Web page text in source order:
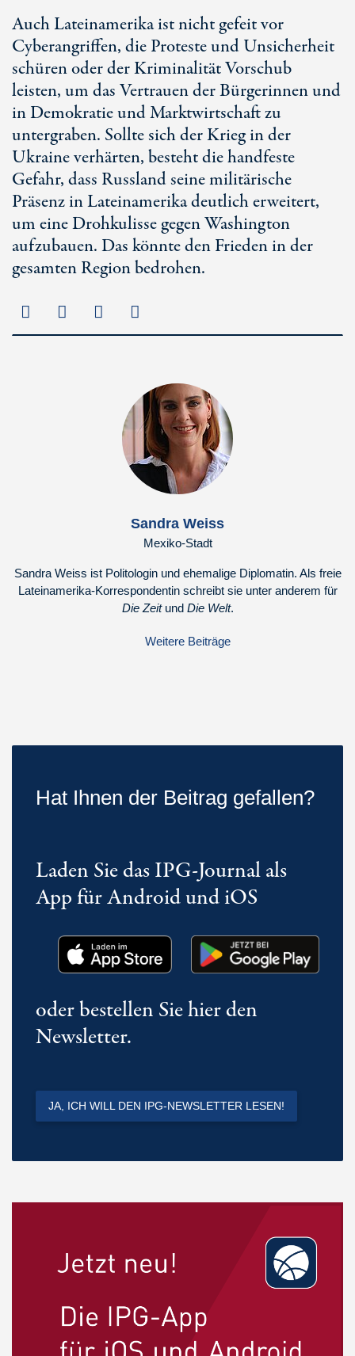
Auch Lateinamerika ist nicht gefeit vor
Cyberangriffen, die Proteste und Unsicherheit
schüren oder der Kriminalität Vorschub
leisten, um das Vertrauen der Bürgerinnen und
in Demokratie und Marktwirtschaft zu
untergraben. Sollte sich der Krieg in der
Ukraine verhärten, besteht die handfeste
Gefahr, dass Russland seine militärische
Präsenz in Lateinamerika deutlich erweitert,
um eine Drohkulisse gegen Washington
aufzubauen. Das könnte den Frieden in der
gesamten Region bedrohen.
Sandra Weiss
Mexiko-Stadt
Sandra Weiss ist Politologin und ehemalige Diplomatin. Als freie
Lateinamerika-Korrespondentin schreibt sie unter anderem für
Die Zeitund Die Welt.
Weitere Beiträge
Hat Ihnen der Beitrag gefallen?
Laden Sie das IPG-Journal als
App für Android und iOS
oder bestellen Sie hier den
Newsletter.
JA, ICH WILL DEN IPG-NEWSLETTER LESEN!